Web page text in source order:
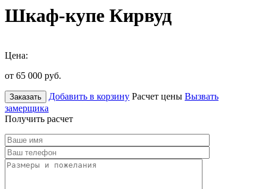
Шкаф-купе Кирвуд
Цена:
от 65 000 руб.
Заказать Добавить в корзину Расчет цены Вызвать
замерщика
Получить расчет